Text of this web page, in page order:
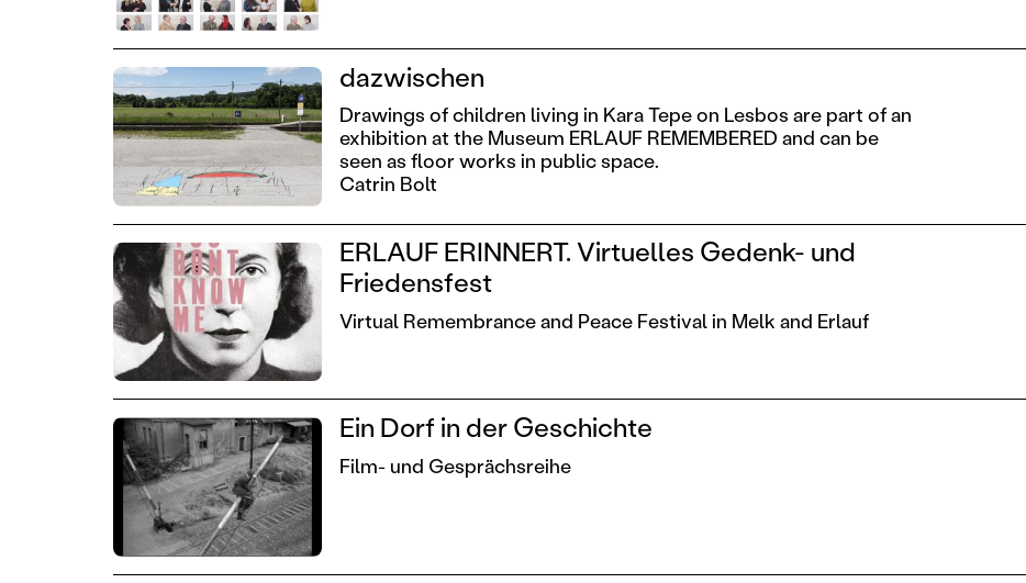
dazwischen
Drawings of children living in Kara Tepe on Lesbos are part of an
exhibition at the Museum ERLAUF REMEMBERED and can be
seen as floor works in public space.
Catrin Bolt
ERLAUF ERINNERT. Virtuelles Gedenk- und
Friedensfest
Virtual Remembrance and Peace Festival in Melk and Erlauf
Ein Dorf in der Geschichte
Film- und Gesprächsreihe